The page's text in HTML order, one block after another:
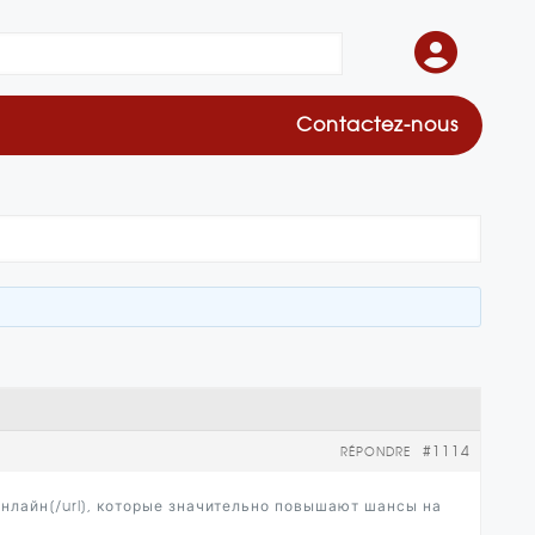
Contactez-nous
#1114
RÉPONDRE
url], которые значительно повышают шансы на